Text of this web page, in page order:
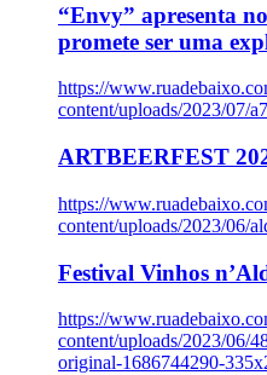
“Envy” apresenta
promete ser uma
https://
content/uploads/2023/07/
ARTBEERFEST
https://
content/uploads/2023/06/
Festival Vinhos
https://
content/uploads/2023/06/
original-1686744290-